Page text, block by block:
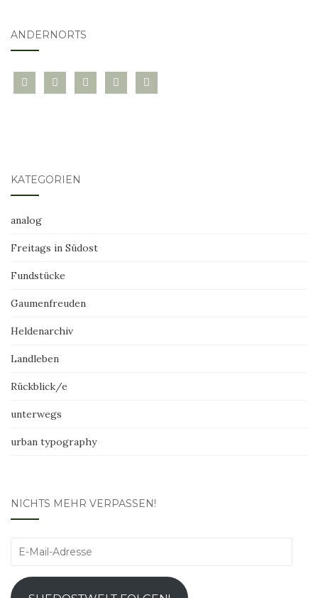
ANDERNORTS
bloglovininstagramtwitter pinterest
mail
KATEGORIEN
analog
Freitags in Südost
Fundstücke
Gaumenfreuden
Heldenarchiv
Landleben
Rückblick/e
unterwegs
urban typography
NICHTS MEHR VERPASSEN!
E-
Adresse